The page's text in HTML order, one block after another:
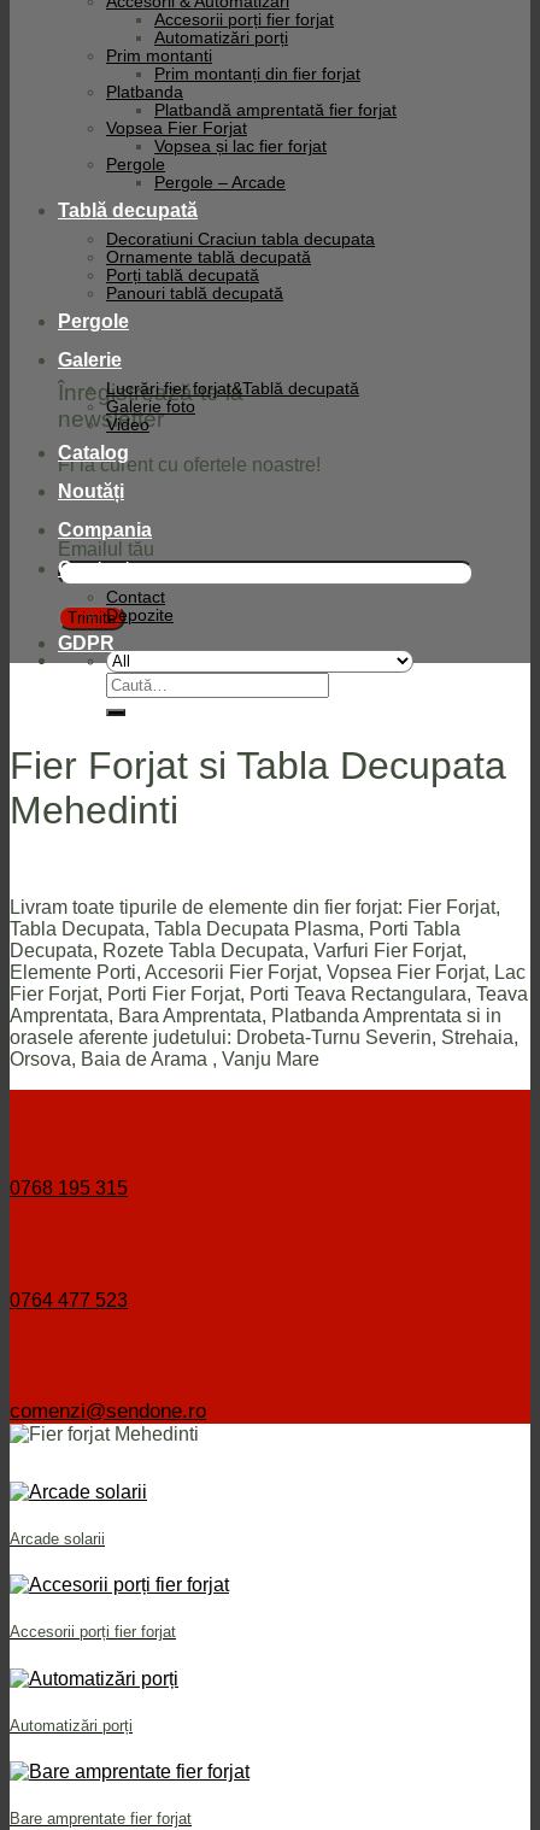
Înregistrează-te la
newsletter
Fi la curent cu ofertele noastre!
Emailul tău
Caută
după:
Accesorii porți fier forjat
Automatizări porți
Prim montanti
Prim montanți din fier forjat
Platbanda
Platbandă amprentată fier forjat
Vopsea Fier Forjat
Vopsea și lac fier forjat
Pergole
Pergole – Arcade
Tablă decupată
Decoratiuni Craciun tabla decupata
Ornamente tablă decupată
Porți tablă decupată
Panouri tablă decupată
Pergole
Galerie
Lucrări fier forjat&Tablă decupată
Galerie foto
Video
Catalog
Noutăți
Compania
Contact
Contact
Depozite
GDPR
Fier Forjat si Tabla Decupata
Mehedinti
Livram toate tipurile de elemente din fier forjat: Fier Forjat,
Tabla Decupata, Tabla Decupata Plasma, Porti Tabla
Decupata, Rozete Tabla Decupata, Varfuri Fier Forjat,
Elemente Porti, Accesorii Fier Forjat, Vopsea Fier Forjat, Lac
Fier Forjat, Porti Fier Forjat, Porti Teava Rectangulara, Teava
Amprentata, Bara Amprentata, Platbanda Amprentata si in
orasele aferente judetului: Drobeta-Turnu Severin, Strehaia,
Orsova, Baia de Arama , Vanju Mare
0768 195 315
0764 477 523
comenzi@sendone.ro
Arcade solarii
Accesorii porți fier forjat
Automatizări porți
Bare amprentate fier forjat